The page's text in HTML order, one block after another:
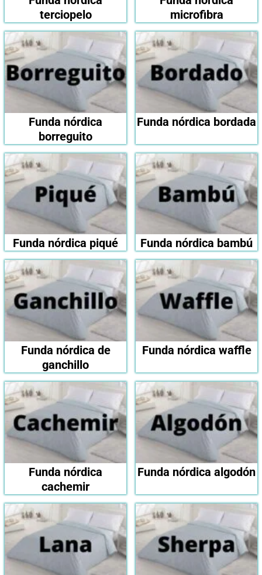
terciopelo
microfibra
Funda nórdica
borreguito
Funda nórdica bordada
Funda nórdica piqué Funda nórdica bambú
Funda nórdica de
ganchillo
Funda nórdica waffle
Funda nórdica
cachemir
Funda nórdica algodón